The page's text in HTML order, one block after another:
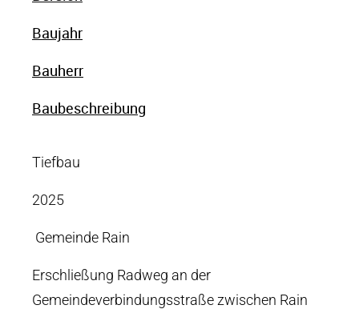
Baujahr
Bauherr
Baubeschreibung
Tiefbau
2025
Gemeinde Rain
Erschließung Radweg an der
Gemeindeverbindungsstraße zwischen Rain